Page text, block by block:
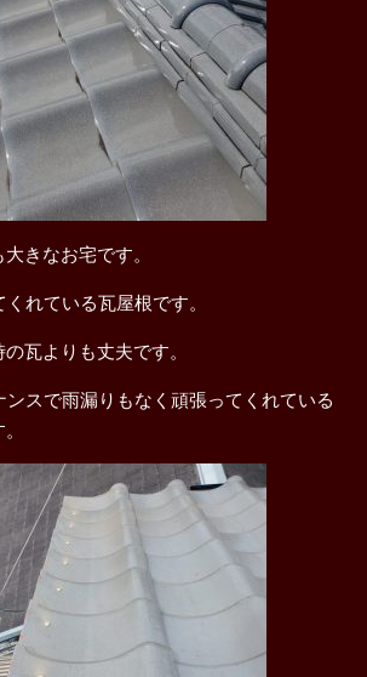
きなお宅です。
れている瓦屋根です。
瓦よりも丈夫です。
スで雨漏りもなく頑張ってくれている